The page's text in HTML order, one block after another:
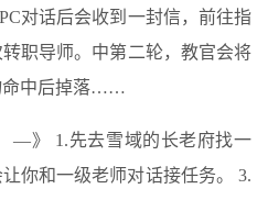
对话后会收到一封信，前往指
职导师。中第二轮，教官会将
命中后掉落……
—》 1.先去雪域的长老府找一
你和一级老师对话接任务。 3.